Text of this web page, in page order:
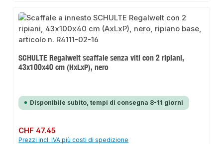
SCHULTE Regalwelt scaffale senza viti con 2 ripiani,
43x100x40 cm (HxLxP), nero
Disponibile subito, tempi di consegna 8-11 giorni
Prezzo normale:
CHF 47.45
Prezzi incl. IVA più costi di spedizione